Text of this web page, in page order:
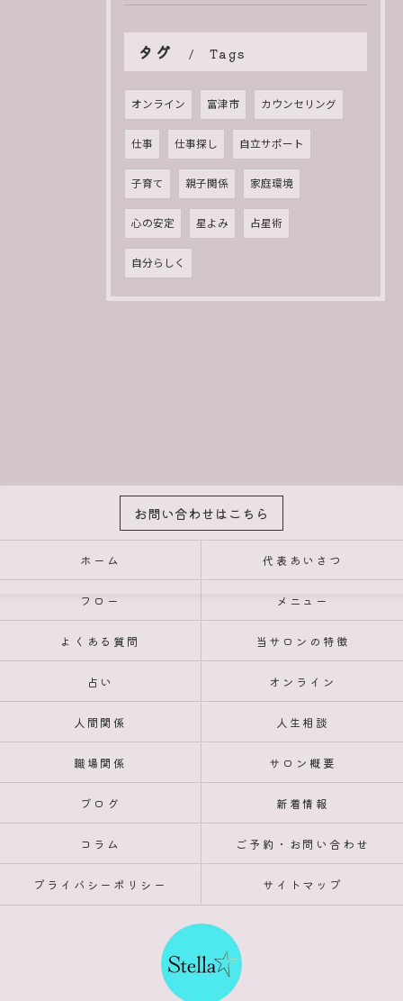
タグ Tags
オンライン 富津市 カウンセリング
仕事 仕事探し 自立サポート
子育て 親子関係 家庭環境
心の安定 星よみ 占星術
自分らしく
お問い合わせはこちら
ホーム 代表あいさつ
フロー メニュー
よくある質問 当サロンの特徴
占い オンライン
人間関係 人生相談
職場関係 サロン概要
ブログ 新着情報
コラム ご予約・お問い合わせ
プライバシーポリシー サイトマップ